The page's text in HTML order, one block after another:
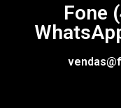
Fone